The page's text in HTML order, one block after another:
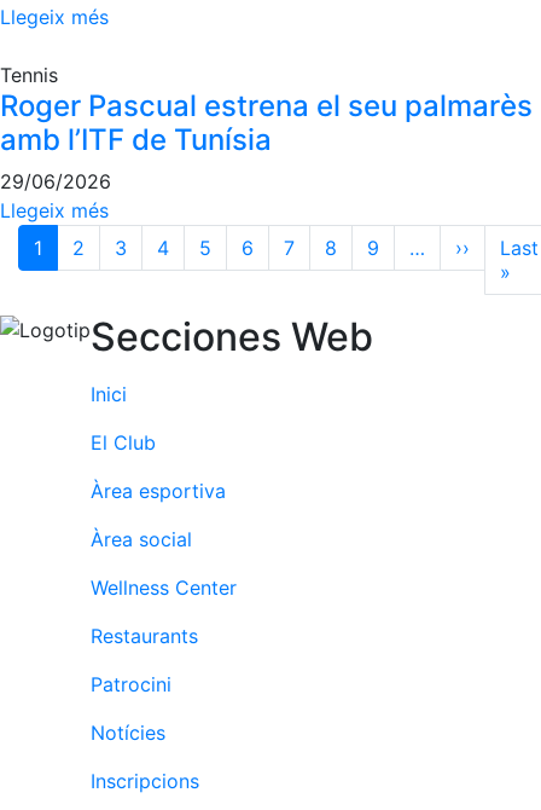
Llegeix més
Tennis
Roger Pascual estrena el seu palmarès
amb l’ITF de Tunísia
29/06/2026
Llegeix més
Paginació
1 2 3 4 5 6 7 8 9 … ››
Last
»
Secciones Web
Inici
El Club
Àrea esportiva
Àrea social
Wellness Center
Restaurants
Patrocini
Notícies
Inscripcions